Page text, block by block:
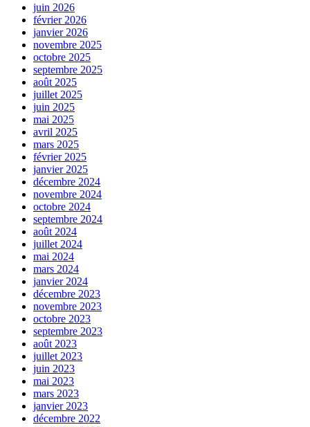
juin 2026
février 2026
janvier 2026
novembre 2025
octobre 2025
septembre 2025
août 2025
juillet 2025
juin 2025
mai 2025
avril 2025
mars 2025
février 2025
janvier 2025
décembre 2024
novembre 2024
octobre 2024
septembre 2024
août 2024
juillet 2024
mai 2024
mars 2024
janvier 2024
décembre 2023
novembre 2023
octobre 2023
septembre 2023
août 2023
juillet 2023
juin 2023
mai 2023
mars 2023
janvier 2023
décembre 2022